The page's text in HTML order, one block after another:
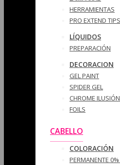
HERRAMIENTAS
PRO EXTEND TIPS
LÍQUIDOS
PREPARACIÓN
DECORACION
GEL PAINT
SPIDER GEL
CHROME
FOILS
CABELLO
COLORACIÓN
PERMANENTE